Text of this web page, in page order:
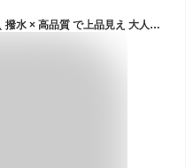
4/25まで！【7970円→5970円～】＼ 撥水 × 高品質 で上品見え 大人のための マウンテンパーカー ／ レディース アウター ライトアウター パーカー 春 夏 春夏 マンパ ブルゾン ショート丈 羽織り スプリングコート 大きいサイズ はっ水 ジャケット lecielclair